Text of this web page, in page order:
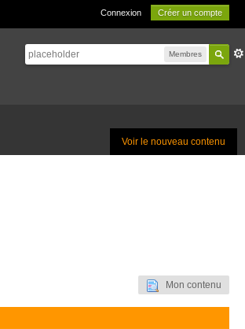
Connexion Créer un compte
Membres
Voir le nouveau contenu
Mon contenu